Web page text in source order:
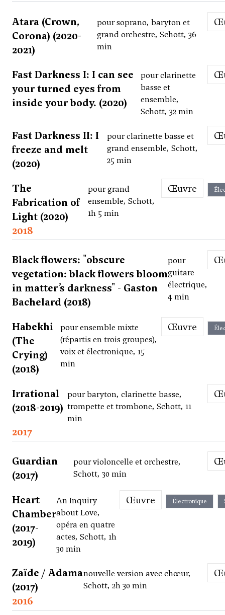
Atara (Crown,
Corona) (2020-
2021)
pour soprano, baryton et
grand orchestre, Schott, 36
min
Fast Darkness I: I can see
your turned eyes from
inside your body. (2020)
pour clarinette
basse et
ensemble,
Schott, 32 min
Fast Darkness II: I
freeze and melt
(2020)
pour clarinette basse et
grand ensemble, Schott,
25 min
The
Fabrication of
Light (2020)
pour grand
ensemble, Schott,
1h 5 min
Œuvre
2018
Black flowers: "obscure
vegetation: black flowers bloom
in matter’s darkness" - Gaston
Bachelard (2018)
pour
guitare
électrique,
4 min
Habekhi
(The
Crying)
(2018)
pour ensemble mixte
(répartis en trois groupes),
voix et électronique, 15
min
Œuvre
Irrational
(2018-2019)
pour baryton, clarinette basse,
trompette et trombone, Schott, 11
min
2017
Guardian
(2017)
pour violoncelle et orchestre,
Schott, 30 min
Heart
Chamber
(2017-
2019)
An Inquiry
about Love,
opéra en quatre
actes, Schott, 1h
30 min
Œuvre Électronique
Zaïde / Adama
(2017)
nouvelle version avec chœur,
Schott, 2h 30 min
2016